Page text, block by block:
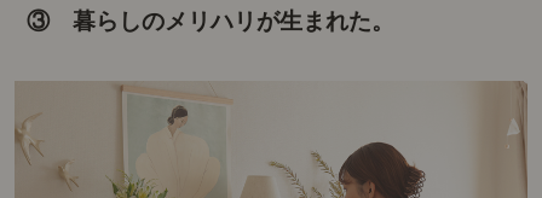
③ 暮らしのメリハリが生まれた。